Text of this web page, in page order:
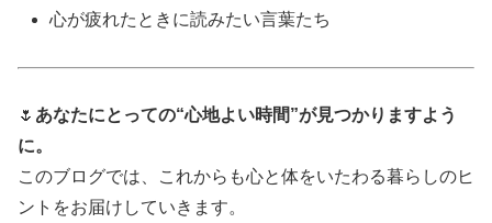
心が疲れたときに読みたい言葉たち
🌷 あなたにとっての“心地よい時間”が見つかりますよう
に。
このブログでは、これからも心と体をいたわる暮らしのヒ
ントをお届けしていきます。